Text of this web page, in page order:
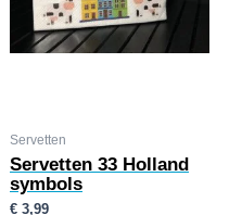
Servetten
Servetten 33 Holland
symbols
€ 3,99